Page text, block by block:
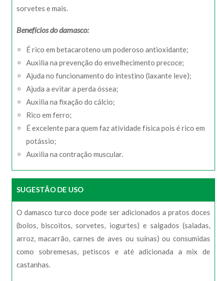
sorvetes e mais.
Benefícios do damasco:
É rico em betacaroteno um poderoso antioxidante;
Auxilia na prevenção do envelhecimento precoce;
Ajuda no funcionamento do intestino (laxante leve);
Ajuda a evitar a perda óssea;
Auxilia na fixação do cálcio;
Rico em ferro;
É excelente para quem faz atividade física pois é rico em
potássio;
Auxilia na contração muscular.
SUGESTÃO DE USO
O damasco turco doce pode ser adicionados a pratos doces
(bolos, biscoitos, sorvetes, iogurtes) e salgados (saladas,
arroz, macarrão, carnes de aves ou suínas) ou consumidas
como sobremesas, petiscos e até adicionada a mix de
castanhas.